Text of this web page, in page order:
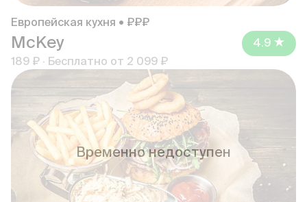
Европейская кухня • ₽₽₽
McKey
189 ₽ · Бесплатно от 2 099 ₽
4.9
Временно недоступен